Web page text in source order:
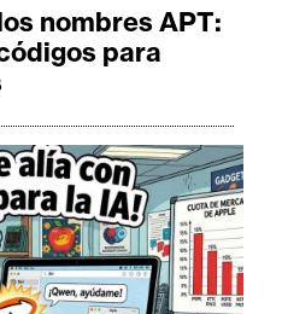
nombres APT:
para